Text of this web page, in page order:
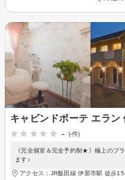
キャビンドボーテ エラン
-
(-件)
《完全個室＆完全予約制★》極上のプ
ます♪
アクセス：JR飯田線 伊那市駅 徒歩